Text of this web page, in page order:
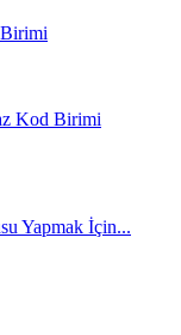
Kod Birimi
Yapmak İçin...